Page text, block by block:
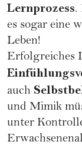
Lernprozess.
es sogar eine
Leben!
Erfolgreiches
auch
und Mimik
unter